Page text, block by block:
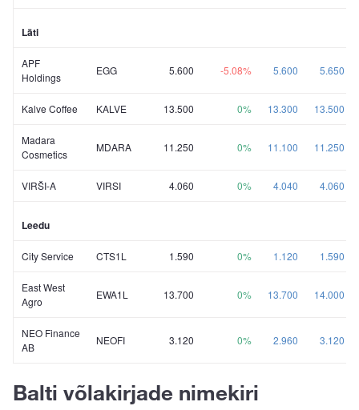
Läti
APF
Holdings
EGG 5.600 -5.08% 5.600 5.650
Kalve Coffee KALVE 13.500 0% 13.300 13.500
Madara
Cosmetics
MDARA 11.250 0% 11.100 11.250
VIRŠI-A VIRSI 4.060 0% 4.040 4.060
Leedu
City Service CTS1L 1.590 0% 1.120 1.590
East West
Agro
EWA1L 13.700 0% 13.700 14.000
NEO Finance
AB
NEOFI 3.120 0% 2.960 3.120
Balti võlakirjade nimekiri